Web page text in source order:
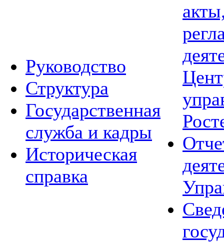
Руководство
Структура
Государственная
служба и кадры
Историческая
справка